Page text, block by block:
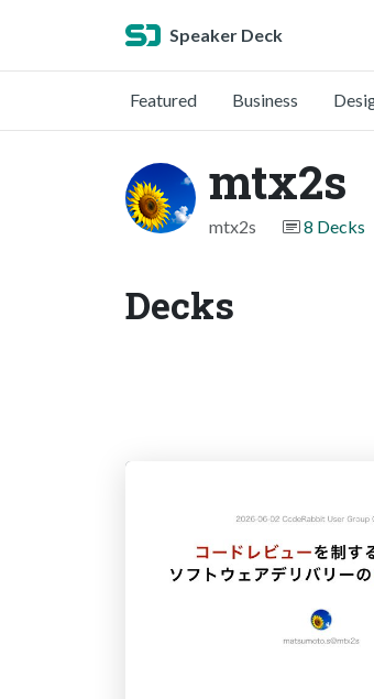
Speaker Deck
Featured Business
mtx2s
mtx2s 8 Decks
Decks